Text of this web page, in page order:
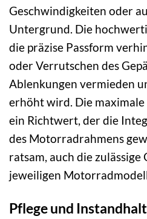
Geschwindigkeiten oder
Untergrund. Die
die präzise Passform
oder Verrutschen des
Ablenkungen vermieden
erhöht wird. Die
ein Richtwert, der die
des Motorradrahmens
ratsam, auch die zulässige
jeweiligen
Pflege und